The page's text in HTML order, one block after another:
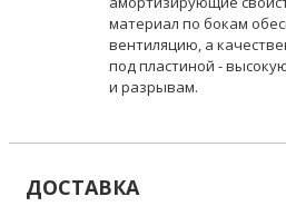
материал по бокам
вентиляцию, а
под пластиной -
и разрывам.
ДОСТАВКА